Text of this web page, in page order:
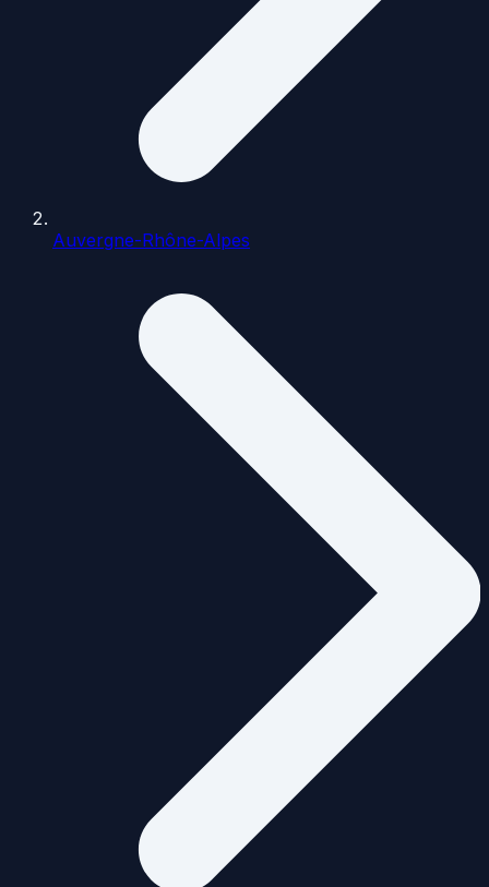
Auvergne-Rhône-Alpes